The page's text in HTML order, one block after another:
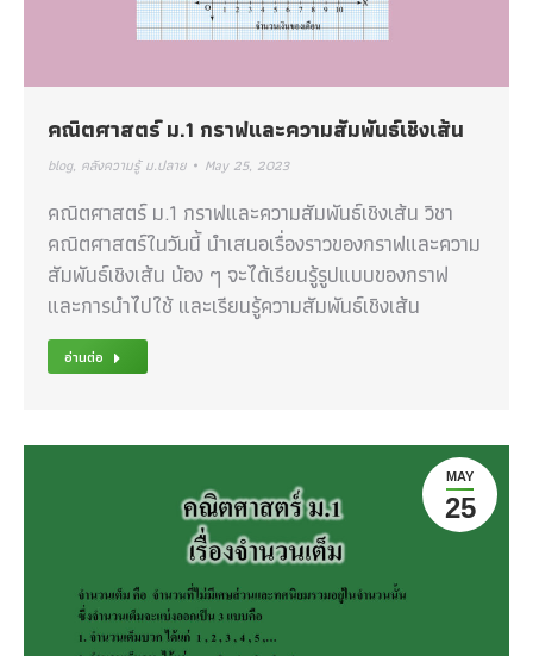
คณิตศาสตร์ ม.1 กราฟและความสัมพันธ์เชิงเส้น
blog, คลังความรู้ ม.ปลาย May 25, 2023
คณิตศาสตร์ ม.1 กราฟและความสัมพันธ์เชิงเส้น วิชา
คณิตศาสตร์ในวันนี้ นำเสนอเรื่องราวของกราฟและความ
สัมพันธ์เชิงเส้น น้อง ๆ จะได้เรียนรู้รูปแบบของกราฟ
และการนำไปใช้ และเรียนรู้ความสัมพันธ์เชิงเส้น
อ่านต่อ
MAY
25